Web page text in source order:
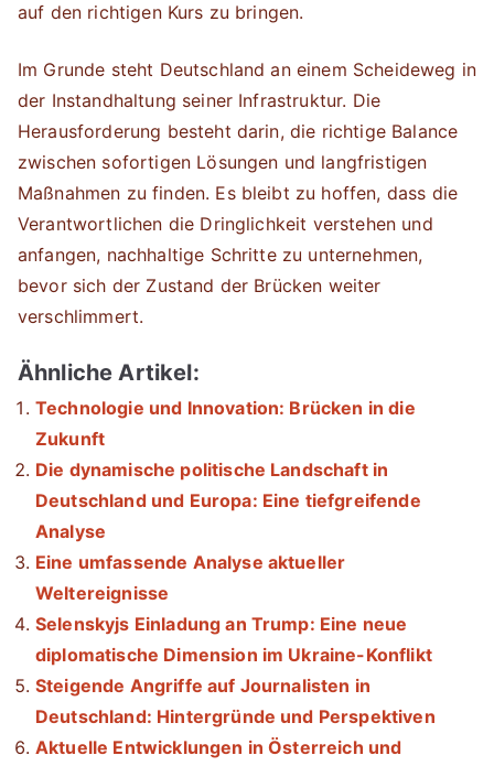
auf den richtigen Kurs zu bringen.
Im Grunde steht Deutschland an einem Scheideweg in
der Instandhaltung seiner Infrastruktur. Die
Herausforderung besteht darin, die richtige Balance
zwischen sofortigen Lösungen und langfristigen
Maßnahmen zu finden. Es bleibt zu hoffen, dass die
Verantwortlichen die Dringlichkeit verstehen und
anfangen, nachhaltige Schritte zu unternehmen,
bevor sich der Zustand der Brücken weiter
verschlimmert.
Ähnliche Artikel:
Technologie und Innovation: Brücken in die
Zukunft
Die dynamische politische Landschaft in
Deutschland und Europa: Eine tiefgreifende
Analyse
Eine umfassende Analyse aktueller
Weltereignisse
Selenskyjs Einladung an Trump: Eine neue
diplomatische Dimension im Ukraine-Konflikt
Steigende Angriffe auf Journalisten in
Deutschland: Hintergründe und Perspektiven
Aktuelle Entwicklungen in Österreich und